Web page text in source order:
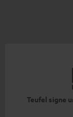
Teufel signe